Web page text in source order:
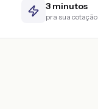
3 minutos
pra sua cotação